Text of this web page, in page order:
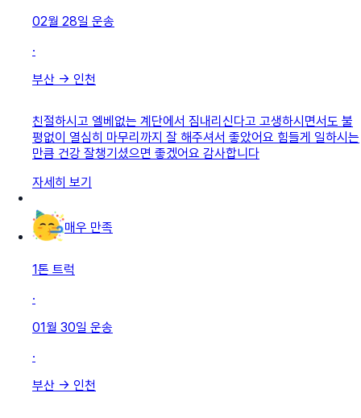
02월 28일 운송
·
부산 → 인천
친절하시고 엘베없는 계단에서 짐내리신다고 고생하시면서도 불
평없이 열심히 마무리까지 잘 해주셔서 좋았어요 힘들게 일하시는
만큼 건강 잘챙기셨으면 좋겠어요 감사합니다
자세히 보기
매우 만족
1톤 트럭
·
01월 30일 운송
·
부산 → 인천